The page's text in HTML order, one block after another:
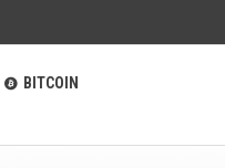
BITCOIN